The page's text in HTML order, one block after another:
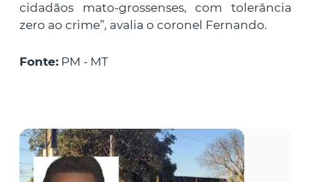
cidadãos mato-grossenses, com tolerância
zero ao crime”, avalia o coronel Fernando.
Fonte: PM - MT